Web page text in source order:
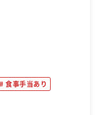
食事手当あり